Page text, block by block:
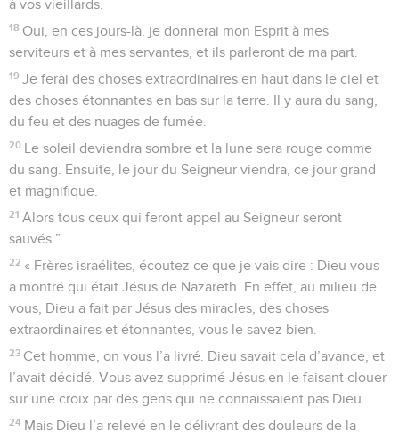
à vos vieillards.
18 Oui, en ces jours-là, je donnerai mon Esprit à mes
serviteurs et à mes servantes, et ils parleront de ma part.
19 Je ferai des choses extraordinaires en haut dans le ciel et
des choses étonnantes en bas sur la terre. Il y aura du sang,
du feu et des nuages de fumée.
20 Le soleil deviendra sombre et la lune sera rouge comme
du sang. Ensuite, le jour du Seigneur viendra, ce jour grand
et magnifique.
21 Alors tous ceux qui feront appel au Seigneur seront
sauvés.”
22 « Frères israélites, écoutez ce que je vais dire : Dieu vous
a montré qui était Jésus de Nazareth. En effet, au milieu de
vous, Dieu a fait par Jésus des miracles, des choses
extraordinaires et étonnantes, vous le savez bien.
23 Cet homme, on vous l’a livré. Dieu savait cela d’avance, et
l’avait décidé. Vous avez supprimé Jésus en le faisant clouer
sur une croix par des gens qui ne connaissaient pas Dieu.
24 Mais Dieu l’a relevé en le délivrant des douleurs de la